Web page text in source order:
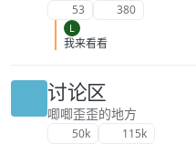
53 380
L
我来看看
讨论区
唧唧歪歪的地方
50k 115k